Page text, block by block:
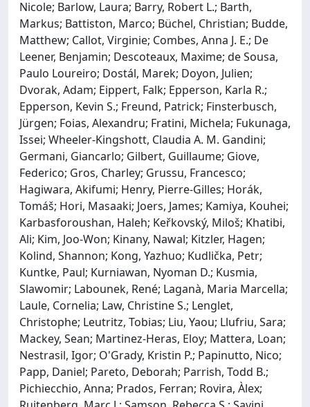
Nicole; Barlow, Laura; Barry, Robert L.; Barth,
Markus; Battiston, Marco; Büchel, Christian; Budde,
Matthew; Callot, Virginie; Combes, Anna J. E.; De
Leener, Benjamin; Descoteaux, Maxime; de Sousa,
Paulo Loureiro; Dostál, Marek; Doyon, Julien;
Dvorak, Adam; Eippert, Falk; Epperson, Karla R.;
Epperson, Kevin S.; Freund, Patrick; Finsterbusch,
Jürgen; Foias, Alexandru; Fratini, Michela; Fukunaga,
Issei; Wheeler-Kingshott, Claudia A. M. Gandini;
Germani, Giancarlo; Gilbert, Guillaume; Giove,
Federico; Gros, Charley; Grussu, Francesco;
Hagiwara, Akifumi; Henry, Pierre-Gilles; Horák,
Tomáš; Hori, Masaaki; Joers, James; Kamiya, Kouhei;
Karbasforoushan, Haleh; Keřkovský, Miloš; Khatibi,
Ali; Kim, Joo-Won; Kinany, Nawal; Kitzler, Hagen;
Kolind, Shannon; Kong, Yazhuo; Kudlička, Petr;
Kuntke, Paul; Kurniawan, Nyoman D.; Kusmia,
Slawomir; Labounek, René; Laganà, Maria Marcella;
Laule, Cornelia; Law, Christine S.; Lenglet,
Christophe; Leutritz, Tobias; Liu, Yaou; Llufriu, Sara;
Mackey, Sean; Martinez-Heras, Eloy; Mattera, Loan;
Nestrasil, Igor; O'Grady, Kristin P.; Papinutto, Nico;
Papp, Daniel; Pareto, Deborah; Parrish, Todd B.;
Pichiecchio, Anna; Prados, Ferran; Rovira, Àlex;